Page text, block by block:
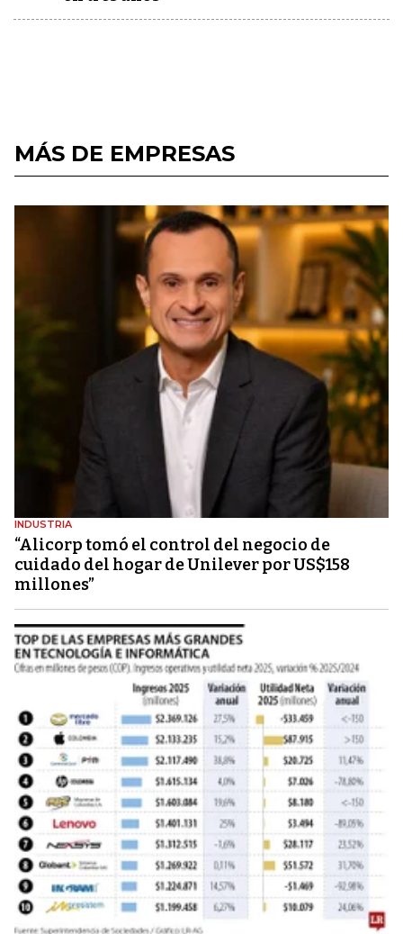
MÁS DE EMPRESAS
INDUSTRIA
“Alicorp tomó el control del negocio de
cuidado del hogar de Unilever por US$158
millones”